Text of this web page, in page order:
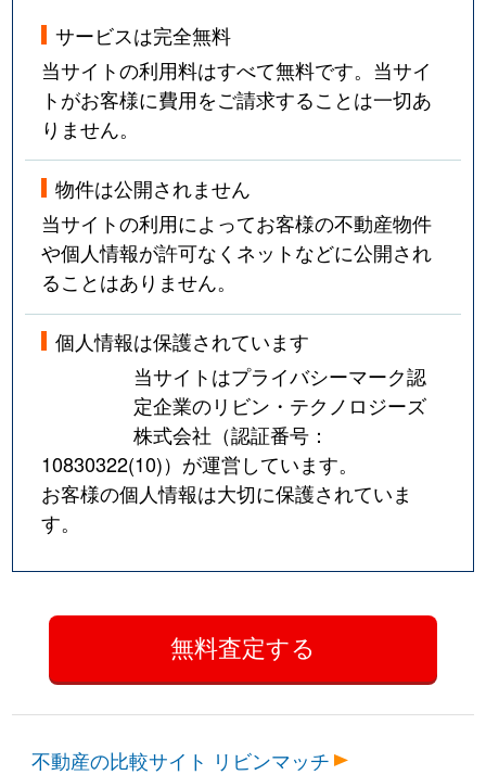
サービスは完全無料
当サイトの利用料はすべて無料です。当サイ
トがお客様に費用をご請求することは一切あ
りません。
物件は公開されません
当サイトの利用によってお客様の不動産物件
や個人情報が許可なくネットなどに公開され
ることはありません。
個人情報は保護されています
当サイトはプライバシーマーク認
定企業のリビン・テクノロジーズ
株式会社（認証番号：
10830322(10)）が運営しています。
お客様の個人情報は大切に保護されていま
す。
不動産の比較サイト リビンマッチ